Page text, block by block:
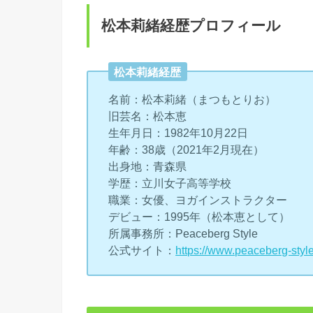
松本莉緒経歴プロフィール
松本莉緒経歴
名前：松本莉緒（まつもとりお）
旧芸名：松本恵
生年月日：1982年10月22日
年齢：38歳（2021年2月現在）
出身地：青森県
学歴：立川女子高等学校
職業：女優、ヨガインストラクター
デビュー：1995年（松本恵として）
所属事務所：Peaceberg Style
公式サイト： https://www.peaceberg-